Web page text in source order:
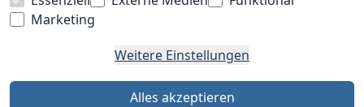
Marketing
Weitere Einstellungen
Alles akzeptieren
WIR VERSENDEN MIT